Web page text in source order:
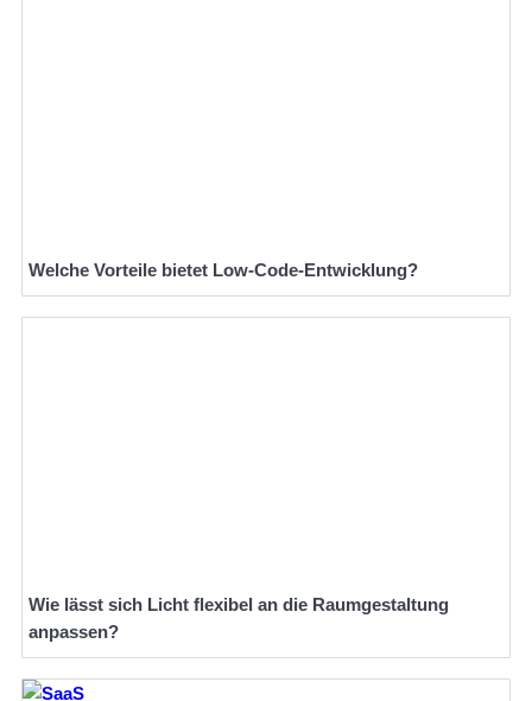
Welche Vorteile bietet Low-Code-Entwicklung?
Wie lässt sich Licht flexibel an die Raumgestaltung
anpassen?